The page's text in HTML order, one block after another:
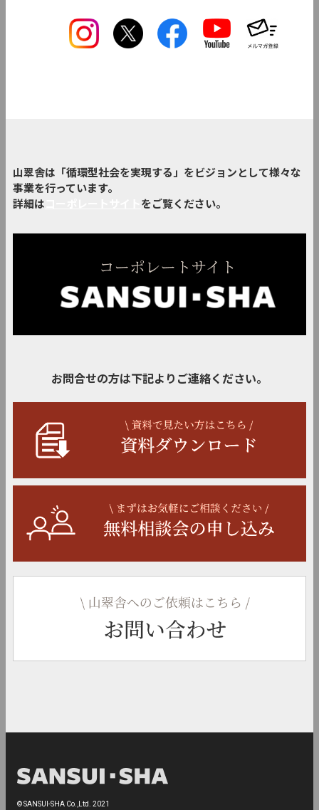
山翠舎は「循環型社会を実現する」をビジョンとして様々な
事業を行っています。
詳細は
をご覧ください。
お問合せの方は下記よりご連絡ください。
© SANSUI-SHA Co.,Ltd. 2021